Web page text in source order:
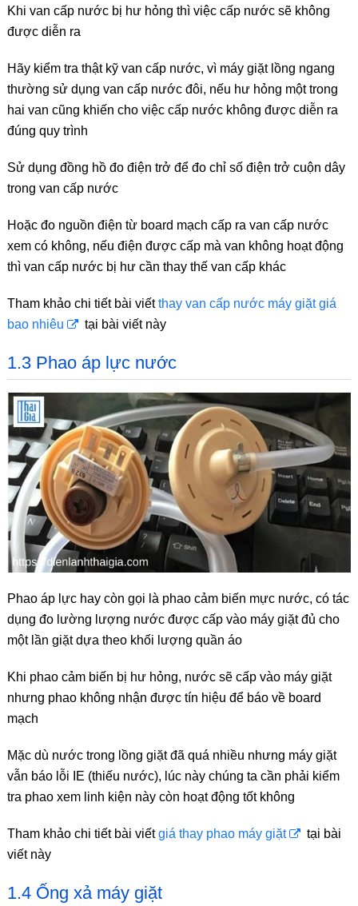
Khi van cấp nước bị hư hỏng thì việc cấp nước sẽ không
được diễn ra
Hãy kiểm tra thật kỹ van cấp nước, vì máy giặt lồng ngang
thường sử dụng van cấp nước đôi, nếu hư hỏng một trong
hai van cũng khiến cho việc cấp nước không được diễn ra
đúng quy trình
Sử dụng đồng hồ đo điện trở để đo chỉ số điện trở cuộn dây
trong van cấp nước
Hoặc đo nguồn điện từ board mạch cấp ra van cấp nước
xem có không, nếu điện được cấp mà van không hoạt động
thì van cấp nước bị hư cần thay thế van cấp khác
Tham khảo chi tiết bài viếtthay van cấp nước máy giặt giá
bao nhiêu
tại bài viết này
1.3 Phao áp lực nước
Phao áp lực hay còn gọi là phao cảm biến mực nước, có tác
dụng đo lường lượng nước được cấp vào máy giặt đủ cho
một lần giặt dựa theo khối lượng quần áo
Khi phao cảm biến bị hư hỏng, nước sẽ cấp vào máy giặt
nhưng phao không nhận được tín hiệu để báo về board
mạch
Mặc dù nước trong lồng giặt đã quá nhiều nhưng máy giặt
vẫn báo lỗi IE (thiếu nước), lúc này chúng ta cần phải kiểm
tra phao xem linh kiện này còn hoạt động tốt không
Tham khảo chi tiết bài viếtgiá thay phao máy giặt
tại bài
viết này
1.4 Ống xả máy giặt